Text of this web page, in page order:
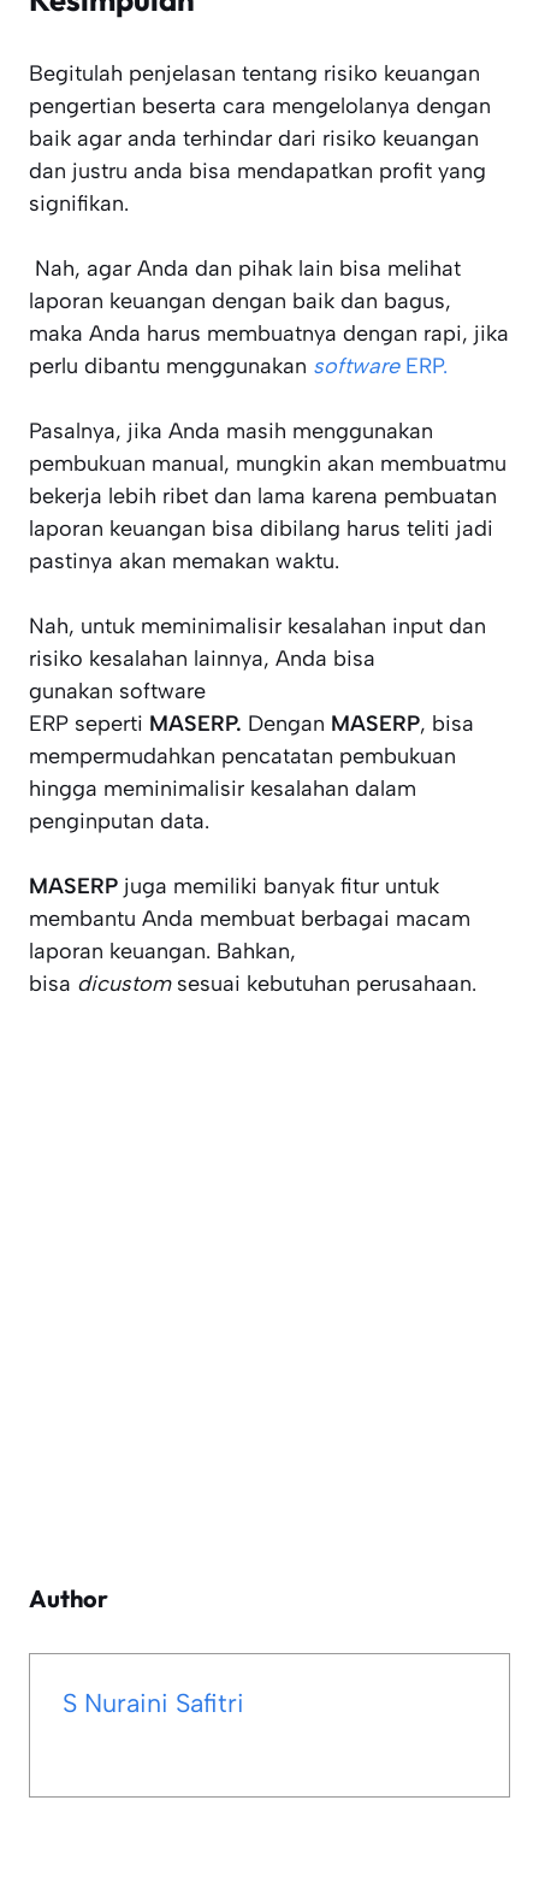
Begitulah penjelasan tentang risiko keuangan
pengertian beserta cara mengelolanya dengan
baik agar anda terhindar dari risiko keuangan
dan justru anda bisa mendapatkan profit yang
signifikan.
Nah, agar Anda dan pihak lain bisa melihat
laporan keuangan dengan baik dan bagus,
maka Anda harus membuatnya dengan rapi, jika
perlu dibantu menggunakan softwareERP.
Pasalnya, jika Anda masih menggunakan
pembukuan manual, mungkin akan membuatmu
bekerja lebih ribet dan lama karena pembuatan
laporan keuangan bisa dibilang harus teliti jadi
pastinya akan memakan waktu.
Nah, untuk meminimalisir kesalahan input dan
risiko kesalahan lainnya, Anda bisa
gunakan software
ERP seperti MASERP. Dengan MASERP, bisa
mempermudahkan pencatatan pembukuan
hingga meminimalisir kesalahan dalam
penginputan data.
MASERP juga memiliki banyak fitur untuk
membantu Anda membuat berbagai macam
laporan keuangan. Bahkan,
bisa dicustomsesuai kebutuhan perusahaan.
Author
S Nuraini Safitri